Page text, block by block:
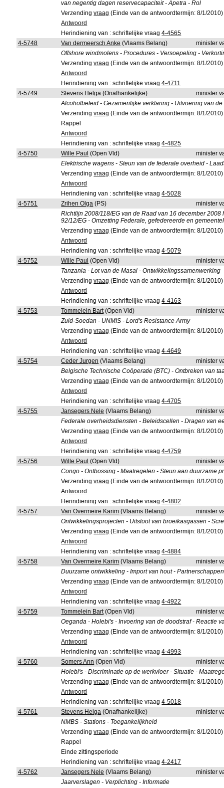
van negentig dagen reservecapaciteit - Apetra - Rol
Verzendingvraag (Einde van de antwoordtermijn: 8/1/2010)
Antwoord
Herindiening van : schriftelijke vraag4-4565
4-5748
Van dermeersch Anke (Vlaams Belang)
minister
Offshore windmolens - Procedures - Versoepeling -
Verzendingvraag (Einde van de antwoordtermijn: 8/1/2010)
Antwoord
Herindiening van : schriftelijke vraag4-4711
4-5749
Stevens Helga (Onafhankelijke)
minister
Alcoholbeleid - Gezamenlijke verklaring - Uitvoering van
Verzendingvraag (Einde van de antwoordtermijn: 8/1/2010)
Rappel
Antwoord
Herindiening van : schriftelijke vraag4-4825
4-5750
Wille Paul (Open Vld)
minister
Elektrische wagens - Steun van de federale overheid -
Verzendingvraag (Einde van de antwoordtermijn: 8/1/2010)
Antwoord
Herindiening van : schriftelijke vraag4-5028
4-5751
Zrihen Olga (PS)
minister
Richtlijn 2008/118/EG van de Raad van 16 december
92/12/EG - Omzetting Federale, gefedereerde en
Verzendingvraag (Einde van de antwoordtermijn: 8/1/2010)
Antwoord
Herindiening van : schriftelijke vraag4-5079
4-5752
Wille Paul (Open Vld)
minister
Tanzania - Lot van de Masai - Ontwikkelingssamenwerking
Verzendingvraag (Einde van de antwoordtermijn: 8/1/2010)
Antwoord
Herindiening van : schriftelijke vraag4-4163
4-5753
Tommelein Bart(Open Vld)
minister
Zuid-Soedan - UNMIS - Lord's Resistance Army
Verzendingvraag (Einde van de antwoordtermijn: 8/1/2010)
Antwoord
Herindiening van : schriftelijke vraag4-4649
4-5754
Ceder Jurgen (Vlaams Belang)
minister
Belgische Technische Coöperatie (BTC) - Ontbreken van
Verzendingvraag (Einde van de antwoordtermijn: 8/1/2010)
Antwoord
Herindiening van : schriftelijke vraag4-4705
4-5755
Jansegers Nele (Vlaams Belang)
minister
Federale overheidsdiensten - Beleidscellen - Dragen van
Verzendingvraag (Einde van de antwoordtermijn: 8/1/2010)
Antwoord
Herindiening van : schriftelijke vraag4-4759
4-5756
Wille Paul (Open Vld)
minister
Congo - Ontbossing - Maatregelen - Steun aan duurzame
Verzendingvraag (Einde van de antwoordtermijn: 8/1/2010)
Antwoord
Herindiening van : schriftelijke vraag4-4802
4-5757
Van Overmeire Karim (Vlaams Belang)
minister
Ontwikkelingsprojecten - Uitstoot van broeikasgassen -
Verzendingvraag (Einde van de antwoordtermijn: 8/1/2010)
Antwoord
Herindiening van : schriftelijke vraag4-4884
4-5758
Van Overmeire Karim (Vlaams Belang)
minister
Duurzame ontwikkeling - Import van hout -
Verzendingvraag (Einde van de antwoordtermijn: 8/1/2010)
Antwoord
Herindiening van : schriftelijke vraag4-4922
4-5759
Tommelein Bart(Open Vld)
minister
Oeganda - Holebi's - Invoering van de doodstraf - Reactie
Verzendingvraag (Einde van de antwoordtermijn: 8/1/2010)
Antwoord
Herindiening van : schriftelijke vraag4-4993
4-5760
Somers Ann (Open Vld)
minister
Holebi's - Discriminatie op de werkvloer - Situatie -
Verzendingvraag (Einde van de antwoordtermijn: 8/1/2010)
Antwoord
Herindiening van : schriftelijke vraag4-5018
4-5761
Stevens Helga (Onafhankelijke)
minister
NMBS - Stations - Toegankelijkheid
Verzendingvraag (Einde van de antwoordtermijn: 8/1/2010)
Rappel
Einde zittingsperiode
Herindiening van : schriftelijke vraag4-2417
4-5762
Jansegers Nele (Vlaams Belang)
minister
Jaarverslagen - Verplichting - Informatie